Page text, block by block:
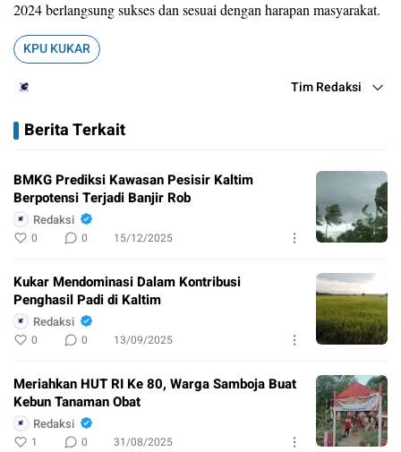
2024 berlangsung sukses dan sesuai dengan harapan masyarakat.
KPU KUKAR
Tim Redaksi
Berita Terkait
BMKG Prediksi Kawasan Pesisir Kaltim
Berpotensi Terjadi Banjir Rob
Redaksi
0 0 15/12/2025
Kukar Mendominasi Dalam Kontribusi
Penghasil Padi di Kaltim
Redaksi
0 0 13/09/2025
Meriahkan HUT RI Ke 80, Warga Samboja Buat
Kebun Tanaman Obat
Redaksi
1 0 31/08/2025